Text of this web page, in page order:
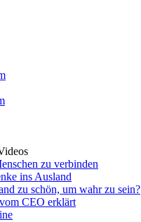
zu verbinden
ins Ausland
zu schön, um wahr zu sein?
CEO erklärt